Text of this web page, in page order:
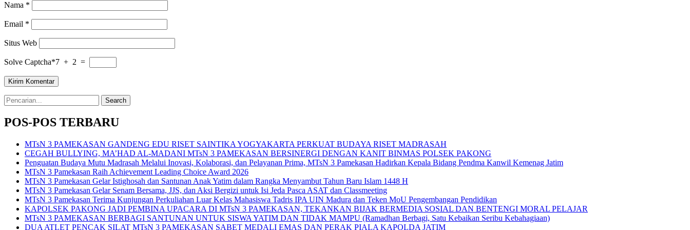
Nama *
Email *
Situs Web
Solve Captcha*7 + 2 =
Search
for:
POS-POS TERBARU
MTsN 3 PAMEKASAN GANDENG EDU RISET SAINTIKA YOGYAKARTA PERKUAT BUDAYA RISET MADRASAH
CEGAH BULLYING, MA’HAD AL-MADANI MTsN 3 PAMEKASAN BERSINERGI DENGAN KANIT BINMAS POLSEK PAKONG
Penguatan Budaya Mutu Madrasah Melalui Inovasi, Kolaborasi, dan Pelayanan Prima, MTsN 3 Pamekasan Hadirkan Kepala Bidang Pendma Kanwil Kemenag Jatim
MTsN 3 Pamekasan Raih Achievement Leading Choice Award 2026
MTsN 3 Pamekasan Gelar Istighosah dan Santunan Anak Yatim dalam Rangka Menyambut Tahun Baru Islam 1448 H
MTsN 3 Pamekasan Gelar Senam Bersama, JJS, dan Aksi Bergizi untuk Isi Jeda Pasca ASAT dan Classmeeting
MTsN 3 Pamekasan Terima Kunjungan Perkuliahan Luar Kelas Mahasiswa Tadris IPA UIN Madura dan Teken MoU Pengembangan Pendidikan
KAPOLSEK PAKONG JADI PEMBINA UPACARA DI MTsN 3 PAMEKASAN, TEKANKAN BIJAK BERMEDIA SOSIAL DAN BENTENGI MORAL PELAJAR
MTsN 3 PAMEKASAN BERBAGI SANTUNAN UNTUK SISWA YATIM DAN TIDAK MAMPU (Ramadhan Berbagi, Satu Kebaikan Seribu Kebahagiaan)
DUA ATLET PENCAK SILAT MTsN 3 PAMEKASAN SABET MEDALI EMAS DAN PERAK PIALA KAPOLDA JATIM